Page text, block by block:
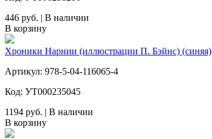
446 руб. | В наличии
В корзину
Хроники Нарнии (иллюстрации П. Бэйнс) (синяя)
Артикул: 978-5-04-116065-4
Код: УТ000235045
1194 руб. | В наличии
В корзину